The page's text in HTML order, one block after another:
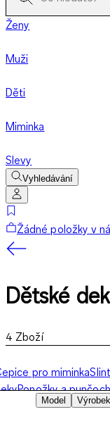
Ženy
Muži
Děti
Miminka
Slevy
Vyhledávání
Žádné položky v
Dětské
4 Zboží
pro miminka
Ponožky a
Model
Výrobek